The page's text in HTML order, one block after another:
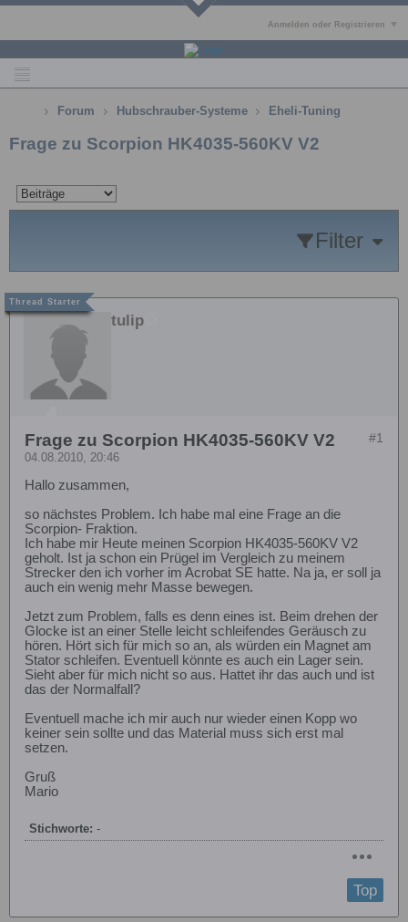
Anmelden oder Registrieren
Forum Hubschrauber-Systeme Eheli-Tuning
Frage zu Scorpion HK4035-560KV V2
Filter
tulip
#1
Frage zu Scorpion HK4035-560KV V2
04.08.2010, 20:46
Hallo zusammen,
so nächstes Problem. Ich habe mal eine Frage an die
Scorpion- Fraktion.
Ich habe mir Heute meinen Scorpion HK4035-560KV V2
geholt. Ist ja schon ein Prügel im Vergleich zu meinem
Strecker den ich vorher im Acrobat SE hatte. Na ja, er soll ja
auch ein wenig mehr Masse bewegen.
Jetzt zum Problem, falls es denn eines ist. Beim drehen der
Glocke ist an einer Stelle leicht schleifendes Geräusch zu
hören. Hört sich für mich so an, als würden ein Magnet am
Stator schleifen. Eventuell könnte es auch ein Lager sein.
Sieht aber für mich nicht so aus. Hattet ihr das auch und ist
das der Normalfall?
Eventuell mache ich mir auch nur wieder einen Kopp wo
keiner sein sollte und das Material muss sich erst mal
setzen.
Gruß
Mario
Stichworte: -
Top